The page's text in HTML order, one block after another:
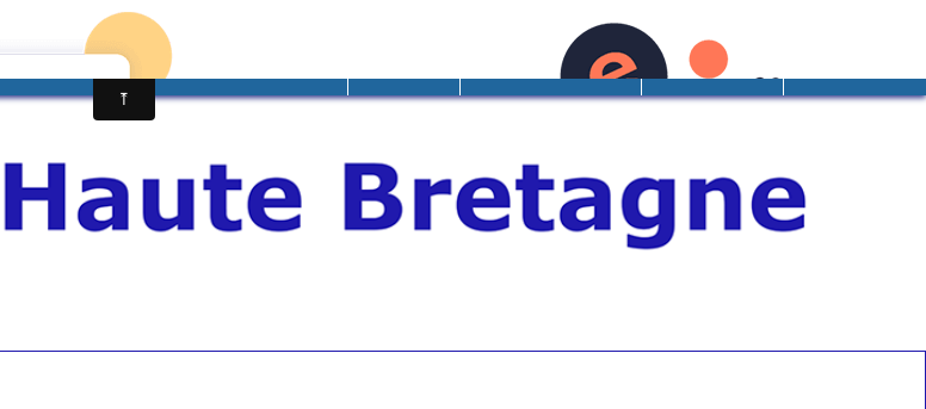
PERSONNES EN SITUATION DE HANDICAP PROFESSIONNELS ACTUALITES